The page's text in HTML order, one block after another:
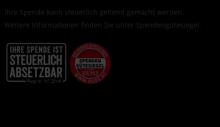
Ihre Spende kann steuerlich geltend gemacht werden.
Weitere Informationen finden Sie unter Spendengütesiegel.